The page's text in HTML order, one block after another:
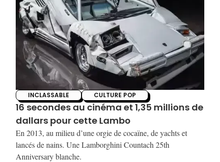
INCLASSABLE CULTURE POP
16 secondes au cinéma et 1,35 millions de
dallars pour cette Lambo
En 2013, au milieu d’une orgie de cocaïne, de yachts et
lancés de nains. Une Lamborghini Countach 25th
Anniversary blanche.